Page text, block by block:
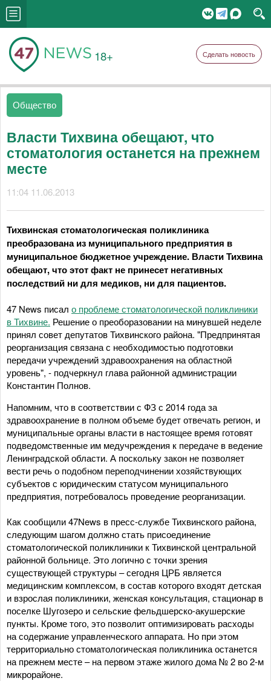
18+ Сделать новость
Общество
Власти Тихвина обещают, что
стоматология останется на прежнем
месте
11:04 11.06.2013
Тихвинская стоматологическая поликлиника
преобразована из муниципального предприятия в
муниципальное бюджетное учреждение. Власти Тихвина
обещают, что этот факт не принесет негативных
последствий ни для медиков, ни для пациентов.
47 News писал о проблеме стоматологической поликлиники
в Тихвине. Решение о преоборазовании на минувшей неделе
принял совет депутатов Тихвинского района. "Предпринятая
реорганизация связана с необходимостью подготовки
передачи учреждений здравоохранения на областной
уровень", - подчеркнул глава районной администрации
Константин Полнов.
Напомним, что в соответствии с ФЗ с 2014 года за
здравоохранение в полном объеме будет отвечать регион, и
муниципальные органы власти в настоящее время готовят
подведомственные им медучреждения к передаче в ведение
Ленинградской области. А поскольку закон не позволяет
вести речь о подобном переподчинении хозяйствующих
субъектов с юридическим статусом муниципального
предприятия, потребовалось проведение реорганизации.
Как сообщили 47News в пресс-службе Тихвинского района,
следующим шагом должно стать присоединение
стоматологической поликлиники к Тихвинской центральной
районной больнице. Это логично с точки зрения
существующей структуры – сегодня ЦРБ является
медицинским комплексом, в состав которого входят детская
и взрослая поликлиники, женская консультация, стационар в
поселке Шугозеро и сельские фельдшерско-акушерские
пункты. Кроме того, это позволит оптимизировать расходы
на содержание управленческого аппарата. Но при этом
территориально стоматологическая поликлиника останется
на прежнем месте – на первом этаже жилого дома № 2 во 2-м
микрорайоне.